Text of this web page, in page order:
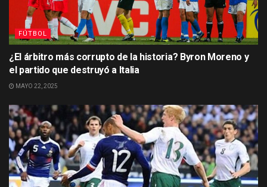
FÚTBOL
¿El árbitro más corrupto de la historia? Byron Moreno y
el partido que destruyó a Italia
MAYO 22, 2025